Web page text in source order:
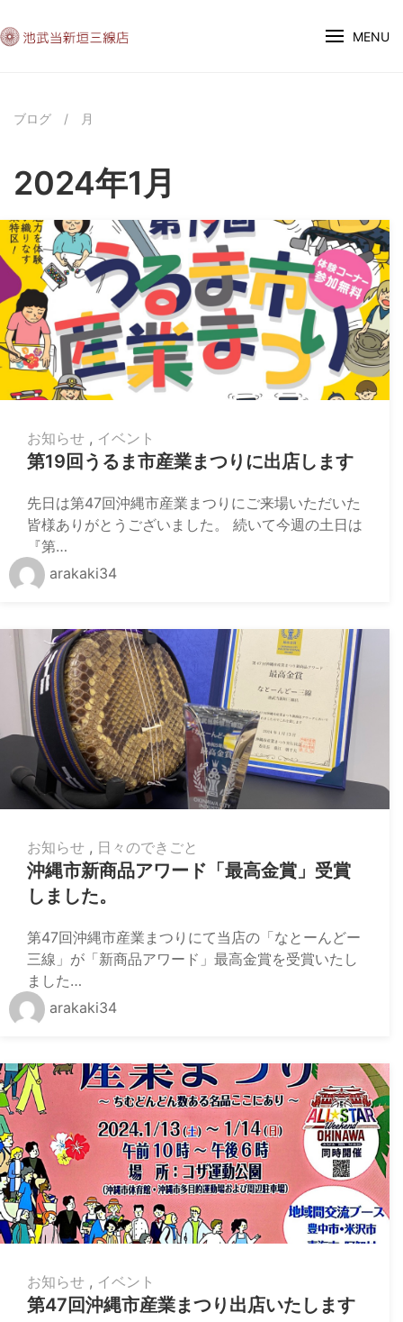
MENU
ブログ / 月
2024年1月
お知らせ , イベント
第19回うるま市産業まつりに出店します
先日は第47回沖縄市産業まつりにご来場いただいた
皆様ありがとうございました。 続いて今週の土日は
『第…
arakaki34
お知らせ , 日々のできごと
沖縄市新商品アワード「最高金賞」受賞
しました。
第47回沖縄市産業まつりにて当店の「なとーんどー
三線」が「新商品アワード」最高金賞を受賞いたし
ました…
arakaki34
お知らせ , イベント
第47回沖縄市産業まつり出店いたします